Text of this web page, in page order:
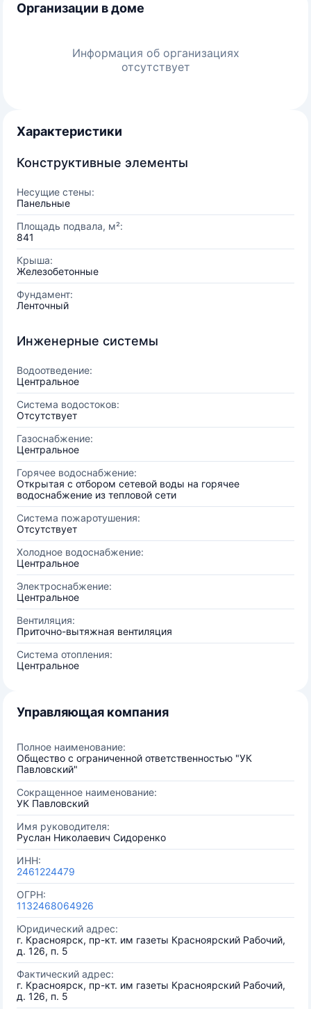
Организации в доме
Информация об организациях
отсутствует
Характеристики
Конструктивные элементы
Несущие стены:
Панельные
Площадь подвала, м²:
841
Крыша:
Железобетонные
Фундамент:
Ленточный
Инженерные системы
Водоотведение:
Центральное
Система водостоков:
Отсутствует
Газоснабжение:
Центральное
Горячее водоснабжение:
Открытая с отбором сетевой воды на горячее
водоснабжение из тепловой сети
Система пожаротушения:
Отсутствует
Холодное водоснабжение:
Центральное
Электроснабжение:
Центральное
Вентиляция:
Приточно-вытяжная вентиляция
Система отопления:
Центральное
Управляющая компания
Полное наименование:
Общество с ограниченной ответственностью "УК
Павловский"
Сокращенное наименование:
УК Павловский
Имя руководителя:
Руслан Николаевич Сидоренко
ИНН:
2461224479
ОГРН:
1132468064926
Юридический адрес:
г. Красноярск, пр-кт. им газеты Красноярский Рабочий,
д. 126, п. 5
Фактический адрес:
г. Красноярск, пр-кт. им газеты Красноярский Рабочий,
д. 126, п. 5